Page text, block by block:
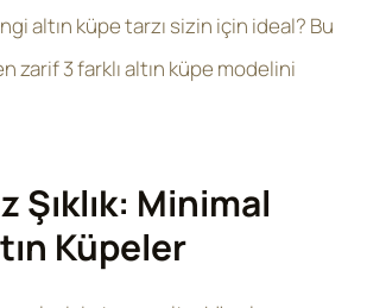
altın küpe tarzı sizin için ideal? Bu
zarif 3 farklı altın küpe modelini
Şıklık: Minimal
Küpeler